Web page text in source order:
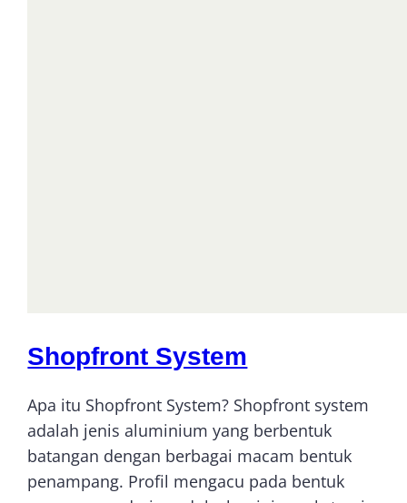
Shopfront System
Apa itu Shopfront System? Shopfront system
adalah jenis aluminium yang berbentuk
batangan dengan berbagai macam bentuk
penampang. Profil mengacu pada bentuk